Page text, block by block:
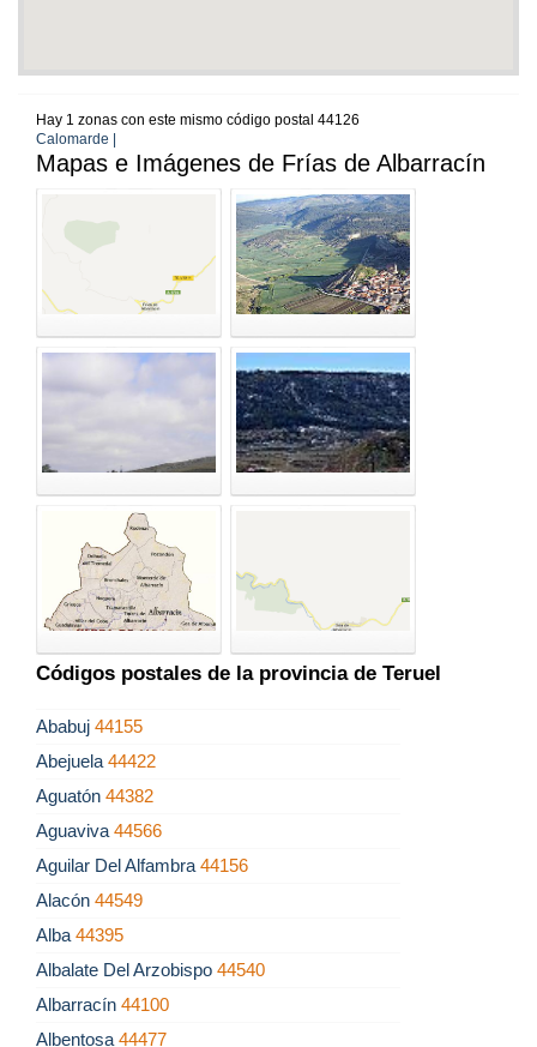
Hay 1 zonas con este mismo código postal 44126
Calomarde |
Mapas e Imágenes de Frías de Albarracín
Códigos postales de la provincia de Teruel
Ababuj 44155
Abejuela 44422
Aguatón 44382
Aguaviva 44566
Aguilar Del Alfambra 44156
Alacón 44549
Alba 44395
Albalate Del Arzobispo 44540
Albarracín 44100
Albentosa 44477